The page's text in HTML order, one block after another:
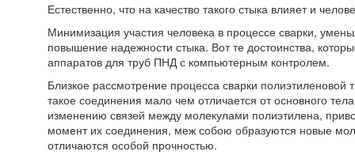
Естественно, что на качество такого стыка влияет и
Минимизация участия человека в процессе сварки,
повышение надежности стыка. Вот те достоинства,
аппаратов для труб ПНД с компьютерным контролем.
Близкое рассмотрение процесса сварки полиэтиленовой
такое соединения мало чем отличается от основного
изменению связей между молекулами полиэтилена,
момент их соединения, меж собою образуются новые
отличаются особой прочностью.